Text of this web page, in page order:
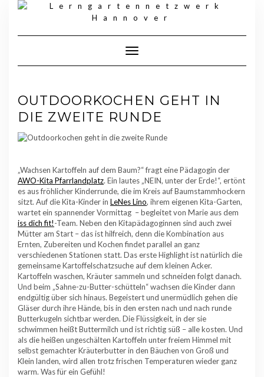
Toggle Navigation
OUTDOORKOCHEN GEHT IN
DIE ZWEITE RUNDE
„Wachsen Kartoffeln auf dem Baum?“ fragt eine Pädagogin der
AWO-Kita Pfarrlandplatz. Ein lautes „NEIN, unter der Erde!“, ertönt
es aus fröhlicher Kinderrunde, die im Kreis auf Baumstammhockern
sitzt. Auf die Kita-Kinder in LeNes Lino, ihrem eigenen Kita-Garten,
wartet ein spannender Vormittag – begleitet von Marie aus dem
iss dich fit!-Team. Neben den Kitapädagoginnen sind auch zwei
Mütter am Start – das ist hilfreich, denn die Kombination aus
Ernten, Zubereiten und Kochen findet parallel an ganz
verschiedenen Stationen statt. Das erste Highlight ist natürlich die
gemeinsame Kartoffelschatzsuche auf dem kleinen Acker.
Kartoffeln waschen, Kräuter sammeln und schneiden folgt danach.
Und beim „Sahne-zu-Butter-schütteln“ wachsen die Kinder dann
endgültig über sich hinaus. Begeistert und unermüdlich gehen die
Gläser durch ihre Hände, bis in den ersten nach und nach runde
Butterkugeln sichtbar werden. Die Flüssigkeit, in der sie
schwimmen heißt Buttermilch und ist richtig süß – alle kosten. Und
als die heißen ungeschälten Kartoffeln unter freiem Himmel mit
selbst gemachter Kräuterbutter in den Bäuchen von Groß und
Klein landen, wird allen trotz frischen Temperaturen wieder ganz
warm. Was für ein Gefühl!